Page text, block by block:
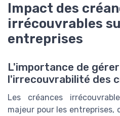
Impact des
irrécouvrables
entreprises
L'importance de
l'irrecouvrabilité des
Les créances
majeur pour les entreprises,